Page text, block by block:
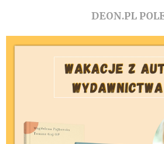
DEON.PL